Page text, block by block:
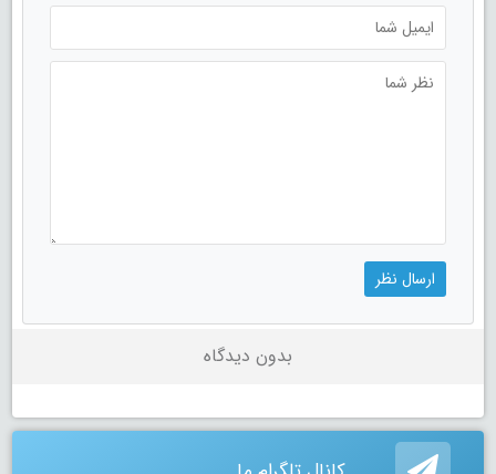
بدون دیدگاه